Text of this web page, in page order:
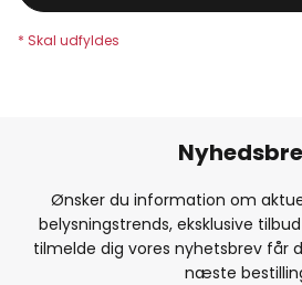
Ønsker du information om
belysningstrends, eksklusive
tilmelde dig vores nyhetsbrev får
næste